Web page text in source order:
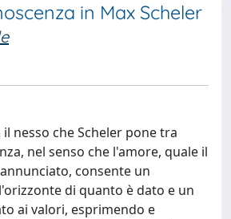
in Max Scheler
nesso che Scheler pone tra
nel senso che l'amore, quale il
consente un
di quanto è dato e un
ai valori, esprimendo e